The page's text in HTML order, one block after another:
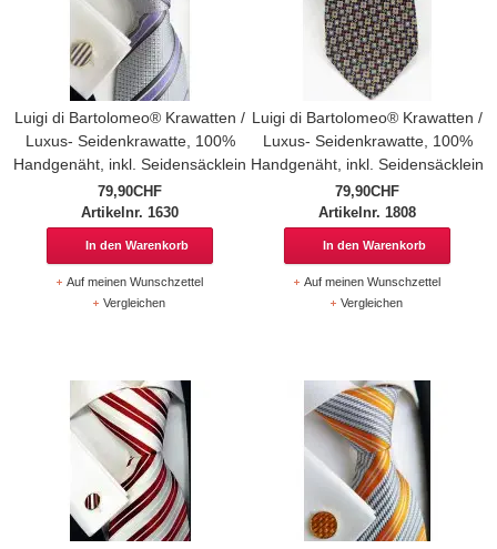
Luigi di Bartolomeo® Krawatten /
Luxus- Seidenkrawatte, 100%
Handgenäht, inkl. Seidensäcklein
79,90CHF
Artikelnr. 1630
In den Warenkorb
Auf meinen Wunschzettel
Vergleichen
Luigi di Bartolomeo® Krawatten /
Luxus- Seidenkrawatte, 100%
Handgenäht, inkl. Seidensäcklein
79,90CHF
Artikelnr. 1808
In den Warenkorb
Auf meinen Wunschzettel
Vergleichen